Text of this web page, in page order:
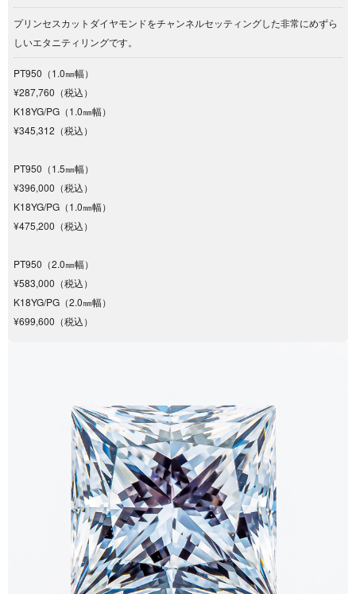
プリンセスカットダイヤモンドをチャンネルセッティングした非常にめずら
しいエタニティリングです。
PT950（1.0㎜幅）
¥287,760（税込）
K18YG/PG（1.0㎜幅）
¥345,312（税込）
PT950（1.5㎜幅）
¥396,000（税込）
K18YG/PG（1.0㎜幅）
¥475,200（税込）
PT950（2.0㎜幅）
¥583,000（税込）
K18YG/PG（2.0㎜幅）
¥699,600（税込）